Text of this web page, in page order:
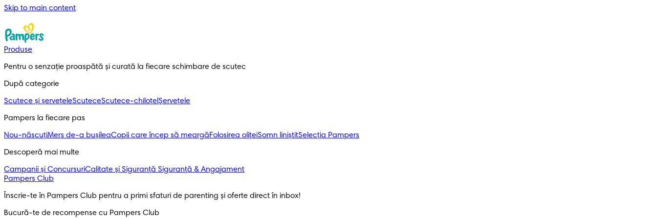
Skip to main content
Produse
Pentru o senzație proaspătă și curată la fiecare schimbare de scutec
După categorie
Scutece și șervețeleScuteceScutece-chiloțelȘervețele
Pampers la fiecare pas
Nou-născuțiMers de-a bușileaCopii care încep să meargăFolosirea olițeiSomn liniștitSelecția Pampers
Descoperă mai multe
Campanii și ConcursuriCalitate și Siguranță Siguranță & Angajament
Pampers Club
Înscrie-te în Pampers Club pentru a primi sfaturi de parenting și oferte direct în inbox!
Bucură-te de recompense cu Pampers Club